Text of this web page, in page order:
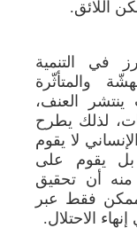
اللائق.
في التنمية
والمتأثّرة
ينتشر العنف،
لذلك يطرح
لا يقوم
يقوم على
منه أن تحقيق
ممكن فقط عبر
الاحتلال.